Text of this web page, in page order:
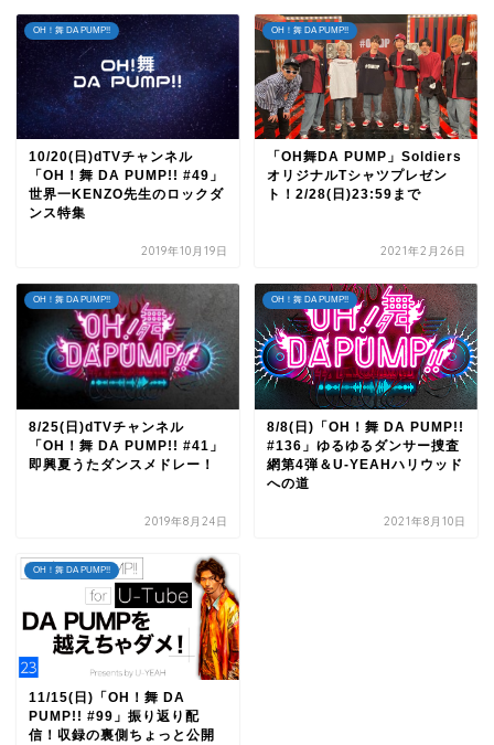
OH！舞 DA PUMP!!
10/20(日)dTVチャンネル
「OH！舞 DA PUMP!! #49」
世界一KENZO先生のロックダ
ンス特集
2019年10月19日
OH！舞 DA PUMP!!
「OH舞DA PUMP」Soldiers
オリジナルTシャツプレゼン
ト！2/28(日)23:59まで
2021年2月26日
OH！舞 DA PUMP!!
8/25(日)dTVチャンネル
「OH！舞 DA PUMP!! #41」
即興夏うたダンスメドレー！
2019年8月24日
OH！舞 DA PUMP!!
8/8(日)「OH！舞 DA PUMP!!
#136」ゆるゆるダンサー捜査
網第4弾＆U-YEAHハリウッド
への道
2021年8月10日
OH！舞 DA PUMP!!
11/15(日)「OH！舞 DA
PUMP!! #99」振り返り配
信！収録の裏側ちょっと公開